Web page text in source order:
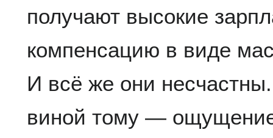
получают высокие
компенсацию в виде
И всё же они
виной тому —